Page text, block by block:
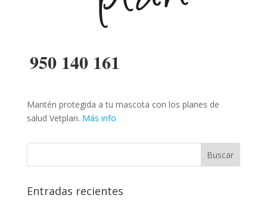
950 140 161
Mantén protegida a tu mascota con los planes de
salud Vetplan. Más info
Entradas recientes